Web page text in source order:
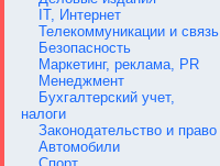
IT, Интернет
Телекоммуникации и связь
Безопасность
Маркетинг, реклама, PR
Менеджмент
Бухгалтерский учет,
налоги
Законодательство и право
Автомобили